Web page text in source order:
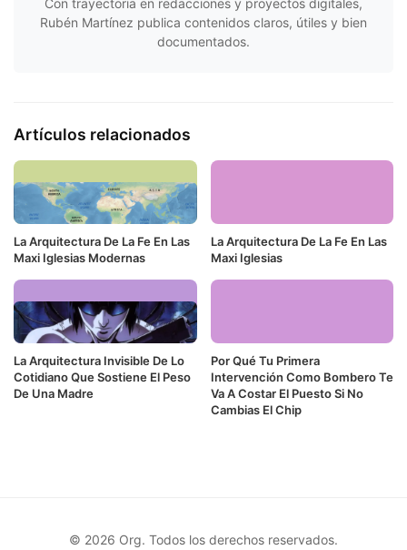
Rubén Martínez publica contenidos claros, útiles y bien
documentados.
Artículos relacionados
La Arquitectura De La Fe En Las
Maxi Iglesias Modernas
La Arquitectura De La Fe En Las
Maxi Iglesias
La Arquitectura Invisible De Lo
Cotidiano Que Sostiene El Peso
De Una Madre
Por Qué Tu Primera
Intervención Como Bombero Te
Va A Costar El Puesto Si No
Cambias El Chip
© 2026 Org. Todos los derechos reservados.